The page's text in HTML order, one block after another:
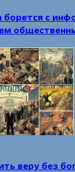
борется с
веру без